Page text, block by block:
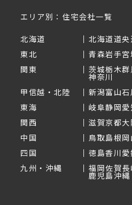
エリア別：住宅会社一覧
北海道 北海道道央
東北
青森岩手
関東
茨城栃木群
神奈川
甲信越・北陸
新潟富山石
東海
岐阜静岡愛
関西
滋賀京都
中国
鳥取島根岡
四国
徳島香川
九州・沖縄
福岡佐賀
鹿児島沖縄